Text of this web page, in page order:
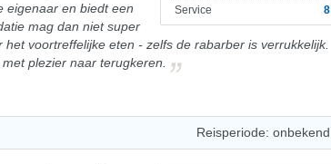
Service
8
eigenaar en biedt een
mag dan niet super
voortreffelijke eten - zelfs de rabarber is verrukkelijk.
plezier naar terugkeren.
Reisperiode: onbekend